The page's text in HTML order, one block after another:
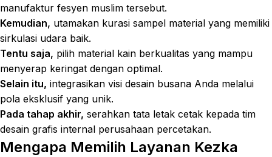
manufaktur fesyen muslim tersebut.
Kemudian, utamakan kurasi sampel material yang memiliki
sirkulasi udara baik.
Tentu saja, pilih material kain berkualitas yang mampu
menyerap keringat dengan optimal.
Selain itu, integrasikan visi desain busana Anda melalui
pola eksklusif yang unik.
Pada tahap akhir, serahkan tata letak cetak kepada tim
desain grafis internal perusahaan percetakan.
Mengapa Memilih Layanan Kezka